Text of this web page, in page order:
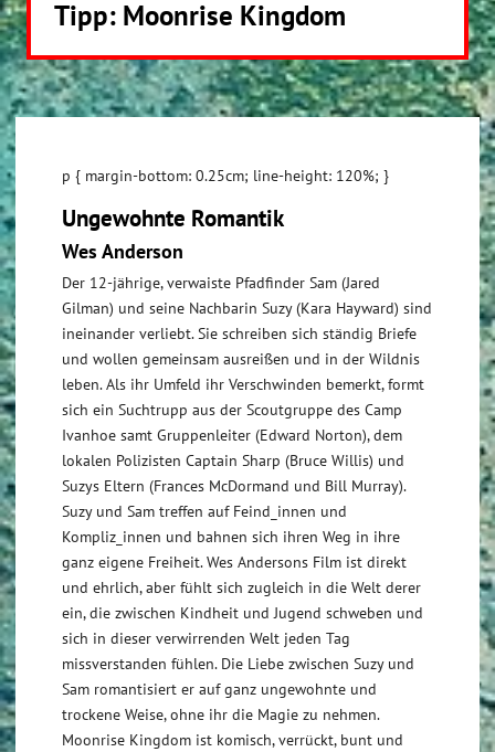
Tipp: Moonrise Kingdom
p { margin-bottom: 0.25cm; line-height: 120%; }
Ungewohnte Romantik
Wes Anderson
Der 12-jährige, verwaiste Pfadfinder Sam (Jared
Gilman) und seine Nachbarin Suzy (Kara Hayward) sind
ineinander verliebt. Sie schreiben sich ständig Briefe
und wollen gemeinsam ausreißen und in der Wildnis
leben. Als ihr Umfeld ihr Verschwinden bemerkt, formt
sich ein Suchtrupp aus der Scoutgruppe des Camp
Ivanhoe samt Gruppenleiter (Edward Norton), dem
lokalen Polizisten Captain Sharp (Bruce Willis) und
Suzys Eltern (Frances McDormand und Bill Murray).
Suzy und Sam treffen auf Feind_innen und
Kompliz_innen und bahnen sich ihren Weg in ihre
ganz eigene Freiheit. Wes Andersons Film ist direkt
und ehrlich, aber fühlt sich zugleich in die Welt derer
ein, die zwischen Kindheit und Jugend schweben und
sich in dieser verwirrenden Welt jeden Tag
missverstanden fühlen. Die Liebe zwischen Suzy und
Sam romantisiert er auf ganz ungewohnte und
trockene Weise, ohne ihr die Magie zu nehmen.
Moonrise Kingdom ist komisch, verrückt, bunt und